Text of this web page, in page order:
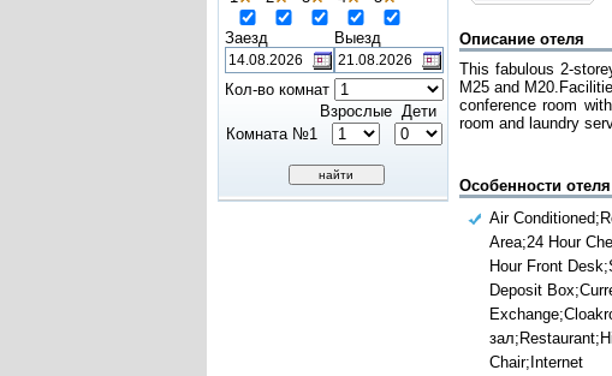
Заезд Выезд
Кол-во комнат
Взрослые Дети
Комната №1
Описание отеля
This fabulous 2-
M25 and
conference room
room and laundry
Особенности отеля
Air
Area;24 Hour
Hour Front
Deposit
Chair;Internet